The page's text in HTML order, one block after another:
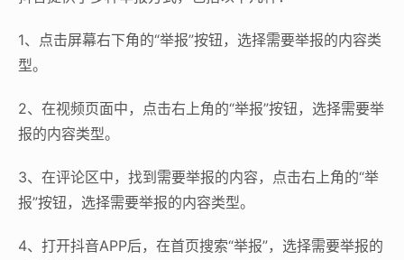
1、点击屏幕右下角的“举报”按钮，选择需要举报的内容类
型。
2、在视频页面中，点击右上角的“举报”按钮，选择需要举
报的内容类型。
3、在评论区中，找到需要举报的内容，点击右上角的“举
报”按钮，选择需要举报的内容类型。
4、打开抖音APP后，在首页搜索“举报”，选择需要举报的